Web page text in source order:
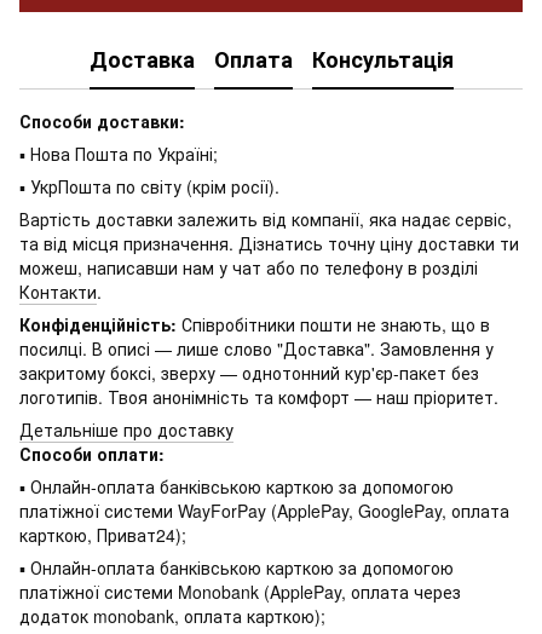
Доставка Оплата Консультація
Способи доставки:
▪ Нова Пошта по Україні;
▪ УкрПошта по світу (крім росії).
Вартість доставки залежить від компанії, яка надає сервіс,
та від місця призначення. Дізнатись точну ціну доставки ти
можеш, написавши нам у чат або по телефону в розділі
Контакти.
Конфіденційність: Співробітники пошти не знають, що в
посилці. В описі — лише слово "Доставка". Замовлення у
закритому боксі, зверху — однотонний кур'єр-пакет без
логотипів. Твоя анонімність та комфорт — наш пріоритет.
Детальніше про доставку
Способи оплати:
▪ Онлайн-оплата банківською карткою за допомогою
платіжної системи WayForPay (ApplePay, GooglePay, оплата
карткою, Приват24);
▪ Онлайн-оплата банківською карткою за допомогою
платіжної системи Monobank (ApplePay, оплата через
додаток monobank, оплата карткою);